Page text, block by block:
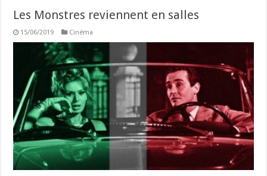
Les Monstres reviennent en salles
15/06/2019 Cinéma